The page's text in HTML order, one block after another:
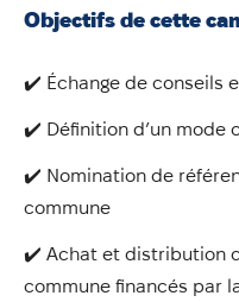
Objectifs de cette
✔️ Échange de conseils
✔️ Définition d’un mode
✔️ Nomination de
commune
✔️ Achat et distribution
commune financés par